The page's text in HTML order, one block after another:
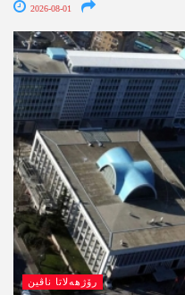
2026-08-01
رۆژھەلاتا ناڤین